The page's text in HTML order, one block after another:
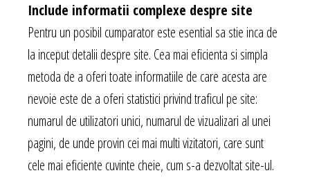
Include informatii complexe despre site
Pentru un posibil cumparator este esential sa stie inca de
la inceput detalii despre site. Cea mai eficienta si simpla
metoda de a oferi toate informatiile de care acesta are
nevoie este de a oferi statistici privind traficul pe site:
numarul de utilizatori unici, numarul de vizualizari al unei
pagini, de unde provin cei mai multi vizitatori, care sunt
cele mai eficiente cuvinte cheie, cum s-a dezvoltat site-ul.